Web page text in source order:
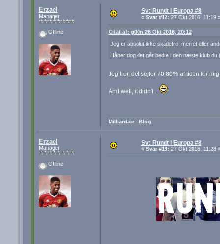
Erzael
Manager
Offline
Sv: Rundt I Europa #8
« Svar #12: 27 Okt 2016, 11:19 »
Citat af: g00n 26 Okt 2016, 20:12
Jeg er absolut ikke skadefro, men et eller
Håber dog det går bedre i den næste klub du
Jeg tror, det sejler 70-80% af tiden for
And well, it didn't..
Milliardær - Blog
Erzael
Manager
Offline
Sv: Rundt I Europa #8
« Svar #13: 27 Okt 2016, 11:28 »